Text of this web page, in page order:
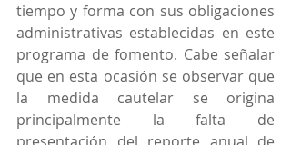
tiempo y forma con sus obligaciones
administrativas establecidas en este
programa de fomento. Cabe señalar
que en esta ocasión se observar que
la medida cautelar se origina
principalmente la falta de